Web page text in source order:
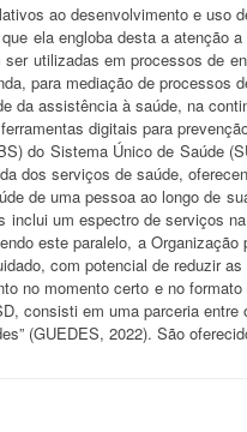
ao desenvolvimento e uso
ela engloba desta a atenção
utilizadas em processos de
para mediação de processos
da assistência à saúde, na
digitais para
do Sistema Único de Saúde
dos serviços de saúde,
de uma pessoa ao longo de
um espectro de serviços
este paralelo, a
com potencial de reduzir
no momento certo e no
consisti em uma parceria
(GUEDES, 2022). São